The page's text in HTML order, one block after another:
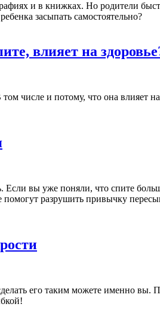
и в книжках. Но родители
засыпать самостоятельно?
влияет на
числе и потому, что она влияет
Если вы уже поняли, что спите
разрушить привычку
его таким можете именно вы.